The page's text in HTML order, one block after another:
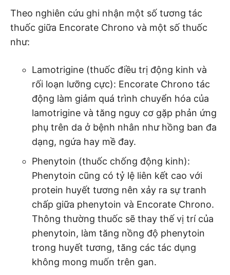
Theo nghiên cứu ghi nhận một số tương tác
thuốc giữa Encorate Chrono và một số thuốc
như:
Lamotrigine (thuốc điều trị động kinh và
rối loạn lưỡng cực): Encorate Chrono tác
động làm giảm quá trình chuyển hóa của
lamotrigine và tăng nguy cơ gặp phản ứng
phụ trên da ở bệnh nhân như hồng ban đa
dạng, ngứa hay mề đay.
Phenytoin (thuốc chống động kinh):
Phenytoin cũng có tỷ lệ liên kết cao với
protein huyết tương nên xảy ra sự tranh
chấp giữa phenytoin và Encorate Chrono.
Thông thường thuốc sẽ thay thế vị trí của
phenytoin, làm tăng nồng độ phenytoin
trong huyết tương, tăng các tác dụng
không mong muốn trên gan.